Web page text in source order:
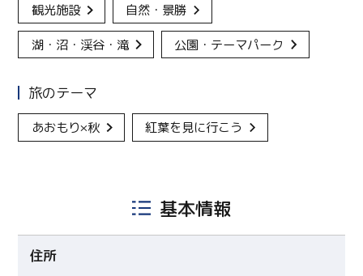
観光施設 自然・景勝
湖・沼・渓谷・滝 公園・テーマパーク
旅のテーマ
あおもり×秋 紅葉を見に行こう
基本情報
住所